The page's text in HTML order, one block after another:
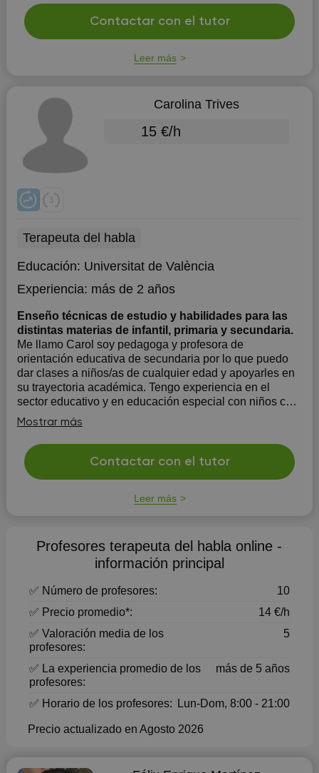
Contactar con el tutor
Leer más
Carolina Trives
15 €/h
Terapeuta del habla
Educación: Universitat de València
Experiencia: más de 2 años
Enseño técnicas de estudio y habilidades para las
distintas materias de infantil, primaria y secundaria.
Me llamo Carol soy pedagoga y profesora de
orientación educativa de secundaria por lo que puedo
dar clases a niños/as de cualquier edad y apoyarles en
su trayectoria académica. Tengo experiencia en el
sector educativo y en educación especial con niños con
barreras de aprendizaje.
Mostrar más
Contactar con el tutor
Leer más
Profesores terapeuta del habla online -
información principal
✅ Número de profesores:
10
✅ Precio promedio*:
14 €/h
✅ Valoración media de los
profesores:
5
✅ La experiencia promedio de los
profesores:
más de 5 años
✅ Horario de los profesores: Lun-Dom, 8:00 - 21:00
Precio actualizado en Agosto 2026